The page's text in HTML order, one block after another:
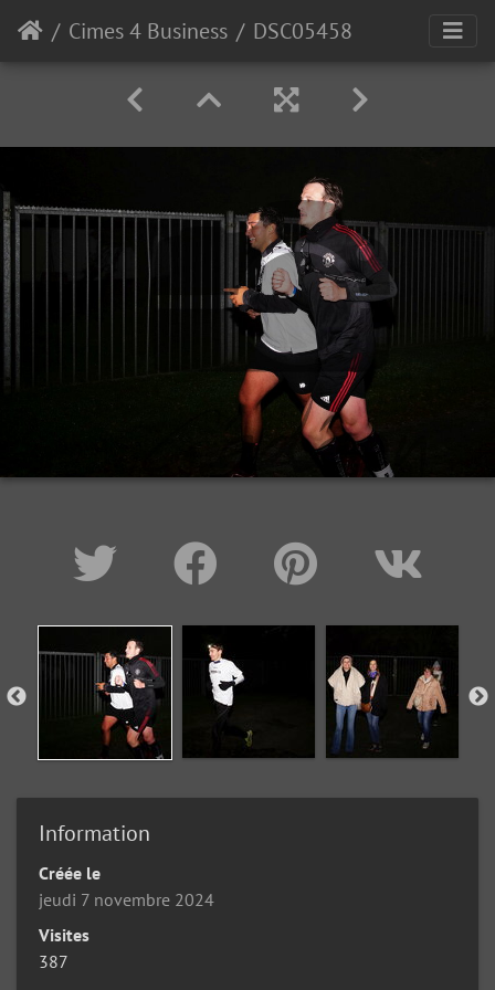
Cimes 4 Business DSC05458
Information
Créée le
jeudi 7 novembre 2024
Visites
387